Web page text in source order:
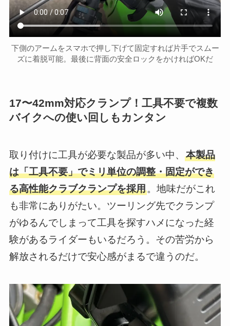
下側のアームをスマホで押し下げて固定すれば片手でスムー
ズに着脱可能。最後に背面の安全ロックをかければOKだ
17〜42mm対応クランプ！工具不要で複数
バイクへの使い回しもカンタン
取り付けに工具が必要な製品が多い中、 本製品
は「工具不要」でミリ単位の調整・固定ができ
る高性能クラブクランプを採用。地味だがこれ
も非常にありがたい。ツーリング先でクランプ
がゆるんでしまって工具を探すハメになった経
験があるライダーもいるだろう。その苦労から
解放されるだけで安心感がまるで違うのだ。